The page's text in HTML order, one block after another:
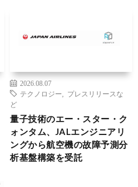
2026.08.07
テクノロジー
プレスリリースな
ど
量子技術のエー・スター・ク
ォンタム、JALエンジニアリ
ングから航空機の故障予測分
析基盤構築を受託